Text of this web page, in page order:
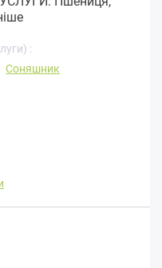
:
Соняшник